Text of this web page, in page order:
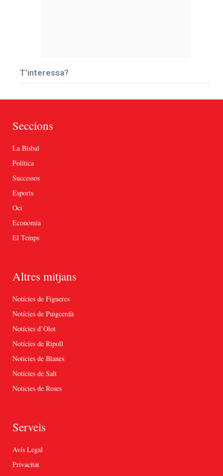
T’interessa?
Seccions
La Bisbal
Política
Successos
Esports
Oci
Economia
El Temps
Altres mitjans
Notícies de Figueres
Notícies de Puigcerdà
Notícies d’Olot
Notícies de Ripoll
Notícies de Blanes
Notícies de Salt
Notícies de Roses
Serveis
Avís Legal
Privacitat